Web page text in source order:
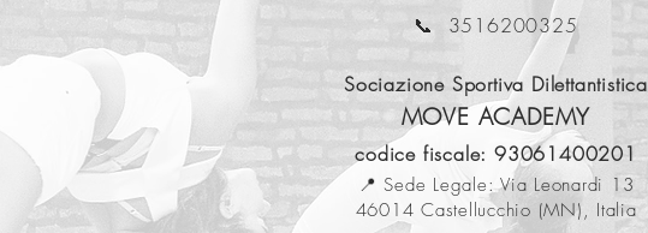
📞 3516200325
Sociazione Sportiva Dilettantistica
MOVE ACADEMY
codice fiscale: 93061400201
📍 Sede Legale: Via Leonardi 13
46014 Castellucchio (MN), Italia